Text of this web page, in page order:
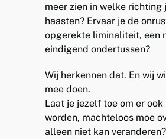
meer zien in welke richting
haasten? Ervaar je de
opgerekte liminaliteit, een
eindigend ondertussen?
Wij herkennen dat. En wij
mee doen.
Laat je jezelf toe om er ook
worden, machteloos moe
alleen niet kan